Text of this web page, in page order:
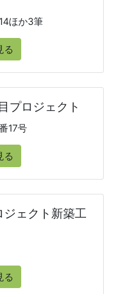
ほか3筆
る
プロジェクト
17号
る
ェクト新築工
る